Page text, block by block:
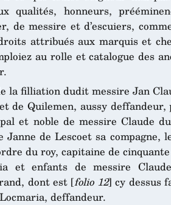
qualités, honneurs,
de messire et d’escuiers,
attribués aux marquis et
au rolle et catalogue des
la filliation dudit messire Jan
de Quilemen, aussy
et noble de messire Claude
Janne de Lescoet sa
du roy, capitaine de
et enfants de messire
dont est [folio 12] cy dessus
deffandeur.